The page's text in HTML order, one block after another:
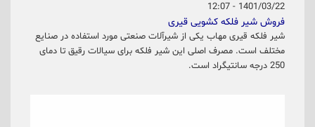
1401/03/22 - 12:07
فروش شیر فلکه کشویی قیری
شیر فلکه قیری مهاب یکی از شیرآلات صنعتی مورد استفاده در صنایع
مختلف است. مصرف اصلی این شیر فلکه برای سیالات رقیق تا دمای
250 درجه سانتیگراد است.